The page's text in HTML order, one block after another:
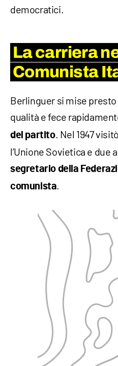
democratici.
La carriera
Comunista
Berlinguer si mise
qualità e fece
del partito. Nel 1947
l’Unione Sovietica e due
segretario della
comunista.